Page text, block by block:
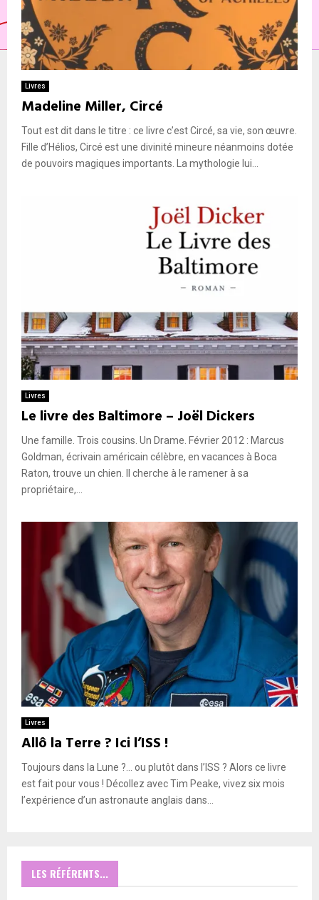
Livres
Madeline Miller, Circé
Tout est dit dans le titre : ce livre c’est Circé, sa vie, son œuvre.
Fille d’Hélios, Circé est une divinité mineure néanmoins dotée
de pouvoirs magiques importants. La mythologie lui...
Livres
Le livre des Baltimore – Joël Dickers
Une famille. Trois cousins. Un Drame. Février 2012 : Marcus
Goldman, écrivain américain célèbre, en vacances à Boca
Raton, trouve un chien. Il cherche à le ramener à sa
propriétaire,...
Livres
Allô la Terre ? Ici l’ISS !
Toujours dans la Lune ?… ou plutôt dans l’ISS ? Alors ce livre
est fait pour vous ! Décollez avec Tim Peake, vivez six mois
l’expérience d’un astronaute anglais dans...
LES RÉFÉRENTS...